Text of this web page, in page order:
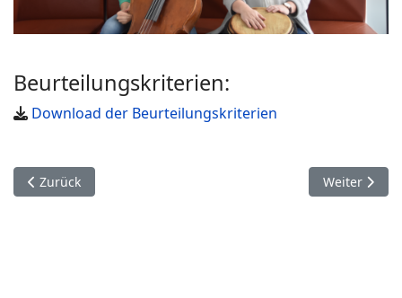
Beurteilungskriterien:
Download der Beurteilungskriterien
Vorheriger Beitrag: Mathematik
Zurück Nächster
Weiter